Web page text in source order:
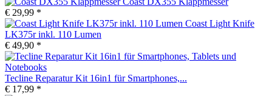
€ 29,99 *
Coast Light Knife
LK375r inkl. 110 Lumen
€ 49,90 *
Tecline Reparatur Kit 16in1 für Smartphones,...
€ 17,99 *